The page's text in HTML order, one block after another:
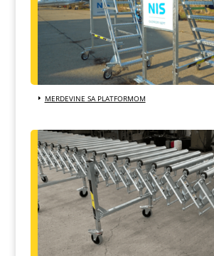
MERDEVINE SA PLATFORMOM